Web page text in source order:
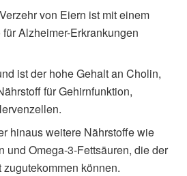
von Eiern ist mit einem
Alzheimer-Erkrankungen
ist der hohe Gehalt an Cholin,
für Gehirnfunktion,
hinaus weitere Nährstoffe wie
und Omega-3-Fettsäuren, die der
können.